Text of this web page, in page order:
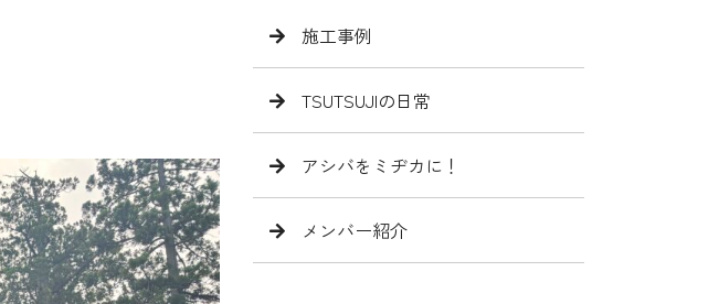
施工事例
TSUTSUJIの日常
アシバをミヂカに！
メンバー紹介